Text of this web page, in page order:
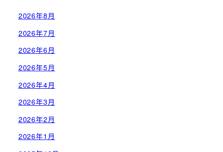
2026年8月
2026年7月
2026年6月
2026年5月
2026年4月
2026年3月
2026年2月
2026年1月